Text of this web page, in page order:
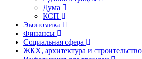
Дума
КСП
Экономика
Финансы
Социальная сфера
ЖКХ, архитектура и строительство